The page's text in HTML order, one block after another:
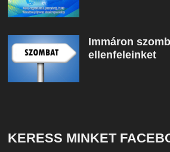
Immáron
ellenfeleinket
KERESS MINKET